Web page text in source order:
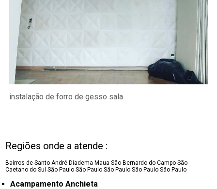
instalação de forro de gesso sala
Regiões onde a atende :
Bairros de Santo André Diadema Maua São Bernardo do Campo São
Caetano do SulSão Paulo São Paulo São Paulo São Paulo São Paulo
Acampamento Anchieta